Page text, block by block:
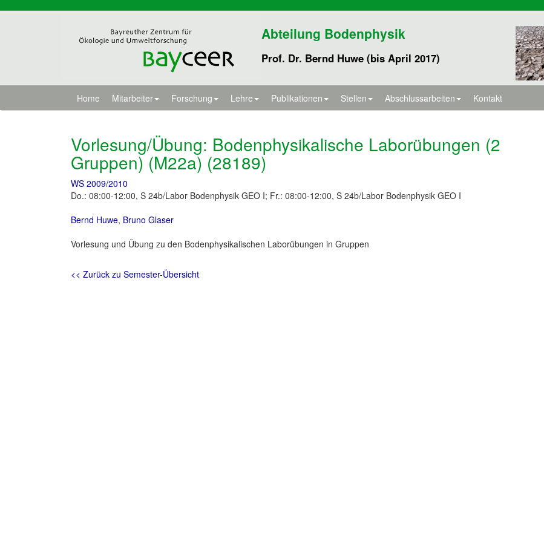
Abteilung Bodenphysik
Prof. Dr. Bernd Huwe (bis April 2017)
Home Mitarbeiter Forschung Lehre Publikationen Stellen Abschlussarbeiten Kontakt
Vorlesung/Übung: Bodenphysikalische Laborübungen (2
Gruppen) (M22a) (28189)
WS 2009/2010
Do.: 08:00-12:00, S 24b/Labor Bodenphysik GEO I; Fr.: 08:00-12:00, S 24b/Labor Bodenphysik GEO I
Bernd Huwe, Bruno Glaser
Vorlesung und Übung zu den Bodenphysikalischen Laborübungen in Gruppen
<< Zurück zu Semester-Übersicht